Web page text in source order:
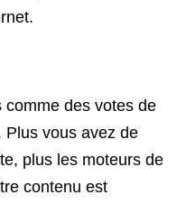
comme des votes de
Plus vous avez de
plus les moteurs de
contenu est